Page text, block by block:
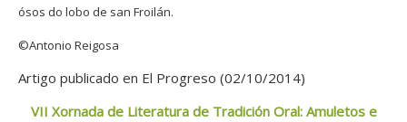
ósos do lobo de san Froilán.
©Antonio Reigosa
Artigo publicado en El Progreso (02/10/2014)
VII Xornada de Literatura de Tradición Oral: Amuletos e